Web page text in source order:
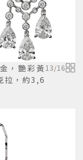
，艷彩黃
拉，約3,6
13/16